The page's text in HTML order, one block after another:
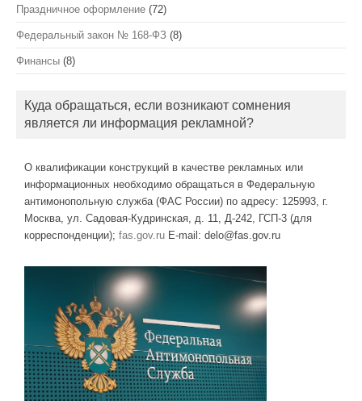
Праздничное оформление (72)
Федеральный закон № 168-ФЗ (8)
Финансы (8)
Куда обращаться, если возникают сомнения
является ли информация рекламной?
О квалификации конструкций в качестве рекламных или
информационных необходимо обращаться в Федеральную
антимонопольную служба (ФАС России) по адресу: 125993, г.
Москва, ул. Садовая-Кудринская, д. 11, Д-242, ГСП-3 (для
корреспонденции); fas.gov.ru E-mail: delo@fas.gov.ru